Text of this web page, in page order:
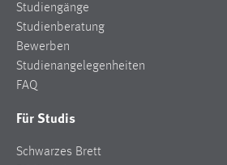
Studiengänge
Studienberatung
Bewerben
Studienangelegenheiten
FAQ
Für Studis
Schwarzes Brett
YouTube
Vimeo